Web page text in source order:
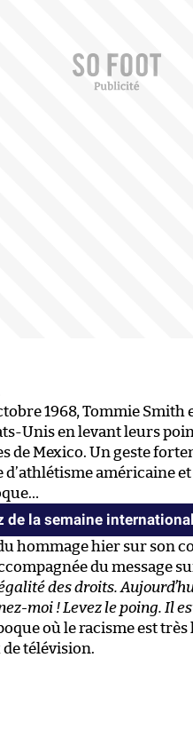
1968, Tommie
Unis en levant leurs
de Mexico. Un geste
d’athlétisme américaine
de la semaine
hommage hier sur son
du message
des droits.
moi ! Levez le poing. Il
où le racisme est
télévision.